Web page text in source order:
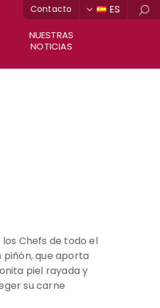
NUESTRAS
NOTICIAS
Contacto ES
Chefs de todo el
que aporta
piel rayada y
su carne